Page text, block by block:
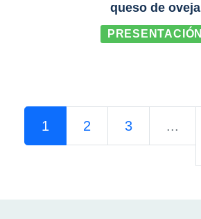
queso de oveja
PRESENTACIÓN
1 2 3 ...